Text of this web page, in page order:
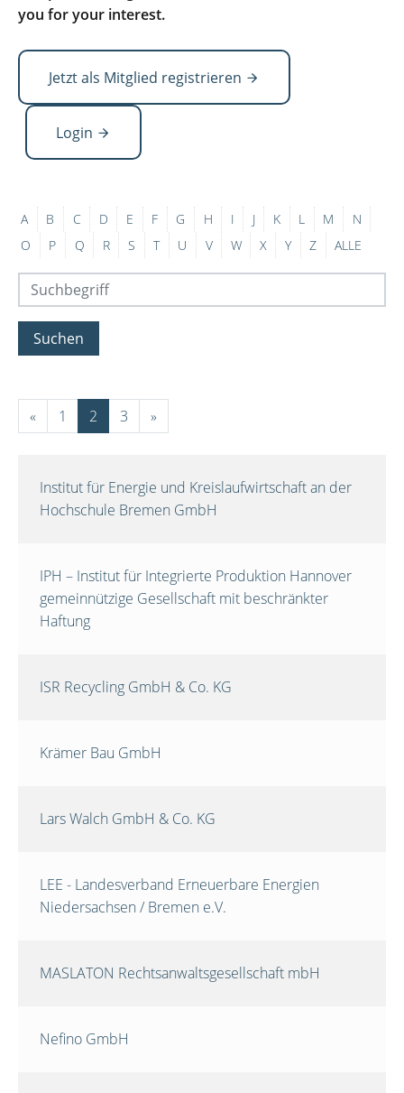
you for your interest.
Jetzt als Mitglied registrieren
Login
A B C D E F G H I J K L M
N
O
P Q R S T U V W X Y Z ALLE
Suchen
« 1 2 3 »
Institut für Energie und Kreislaufwirtschaft an der
Hochschule Bremen GmbH
IPH – Institut für Integrierte Produktion Hannover
gemeinnützige Gesellschaft mit beschränkter
Haftung
ISR Recycling GmbH & Co. KG
Krämer Bau GmbH
Lars Walch GmbH & Co. KG
LEE - Landesverband Erneuerbare Energien
Niedersachsen / Bremen e.V.
MASLATON Rechtsanwaltsgesellschaft mbH
Nefino GmbH